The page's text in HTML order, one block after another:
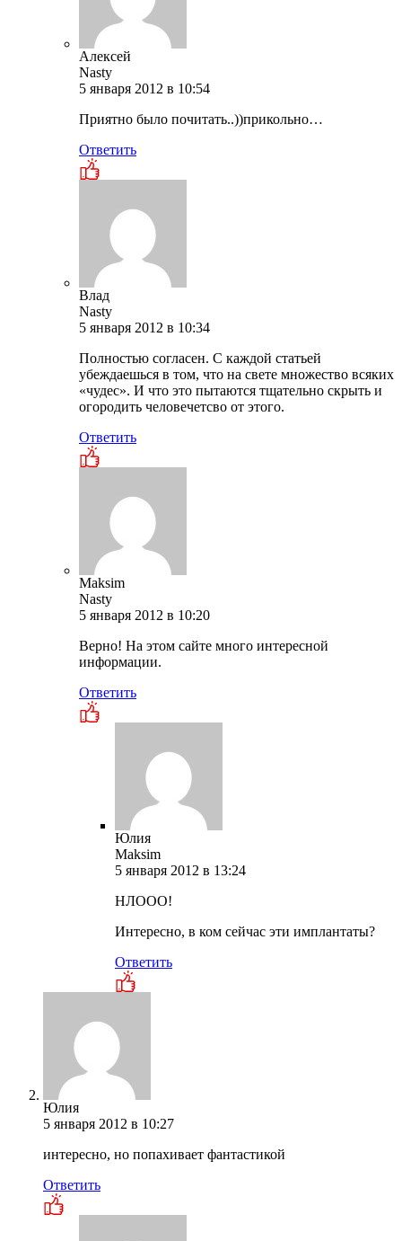
Алексей
Nasty
5 января 2012 в 10:54
Приятно было почитать..))прикольно…
Ответить
Влад
Nasty
5 января 2012 в 10:34
Полностью согласен. С каждой статьей
убеждаешься в том, что на свете множество всяких
«чудес». И что это пытаются тщательно скрыть и
огородить человечетсво от этого.
Ответить
Maksim
Nasty
5 января 2012 в 10:20
Верно! На этом сайте много интересной
информации.
Ответить
Юлия
Maksim
5 января 2012 в 13:24
НЛООО!
Интересно, в ком сейчас эти имплантаты?
Ответить
Юлия
5 января 2012 в 10:27
интересно, но попахивает фантастикой
Ответить